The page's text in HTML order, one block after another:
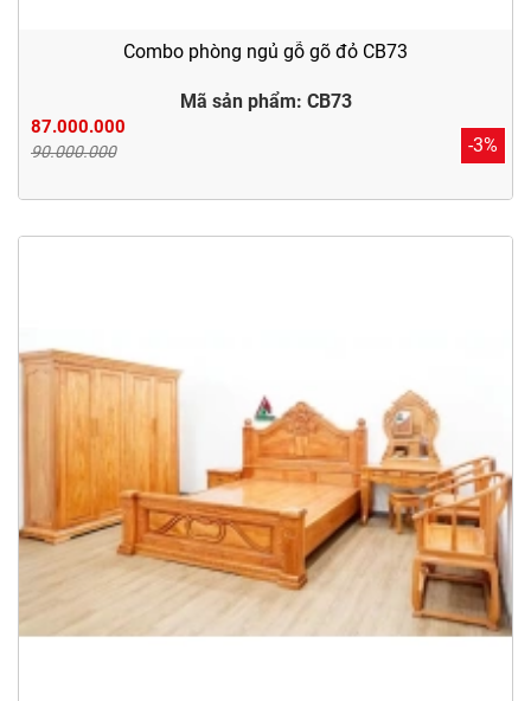
Combo phòng ngủ gỗ gõ đỏ CB73
Mã sản phẩm: CB73
87.000.000
90.000.000 -3%